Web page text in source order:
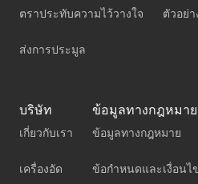
ตราประทับความไว้วางใจ
ส่งการประมูล
ตัวอย่
บริษัท
เกี่ยวกับเรา
เครื่องอัด
ข้อมูลทางกฎหมาย
ข้อมูลทางกฎหมาย
ข้อกำหนดและเงื่อนไ